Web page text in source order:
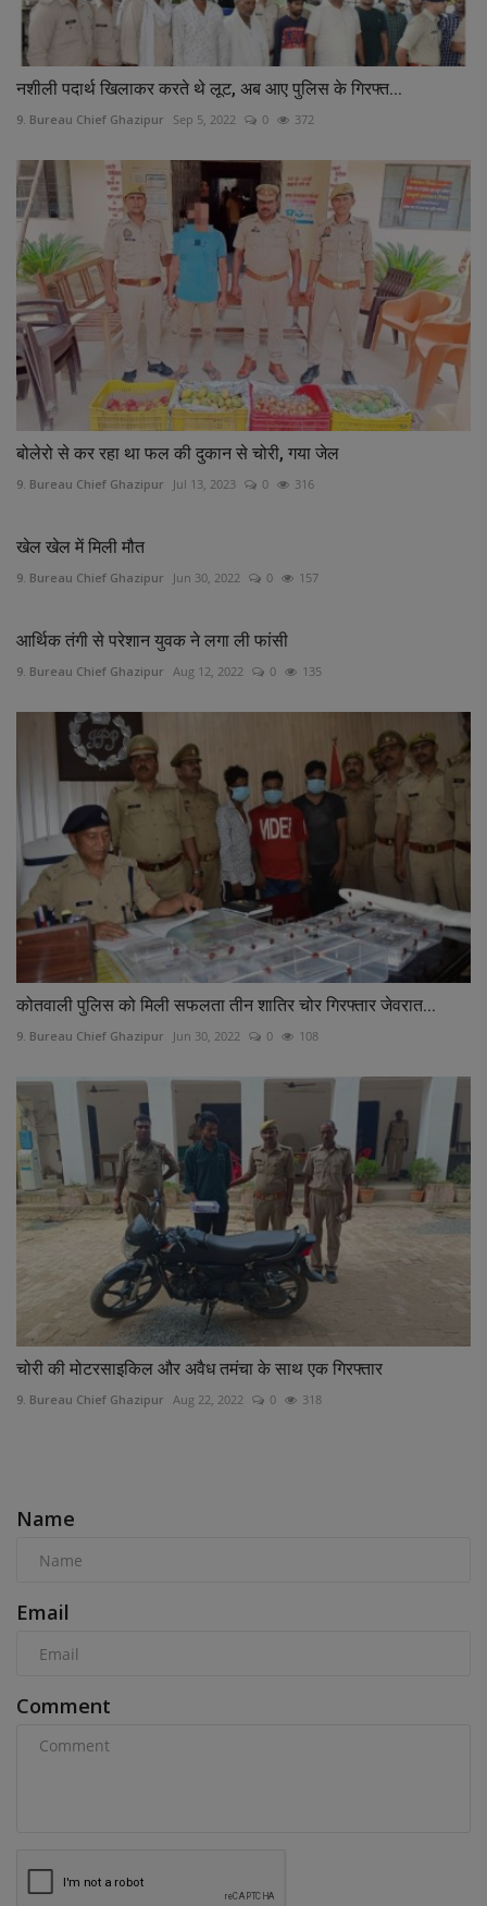
नशीली पदार्थ खिलाकर करते थे लूट, अब आए पुलिस के गिरफ्त...
9. Bureau Chief Ghazipur Sep 5, 2022 0 372
बोलेरो से कर रहा था फल की दुकान से चोरी, गया जेल
9. Bureau Chief Ghazipur Jul 13, 2023 0 316
खेल खेल में मिली मौत
9. Bureau Chief Ghazipur Jun 30, 2022 0 157
आर्थिक तंगी से परेशान युवक ने लगा ली फांसी
9. Bureau Chief Ghazipur Aug 12, 2022 0 135
कोतवाली पुलिस को मिली सफलता तीन शातिर चोर गिरफ्तार जेवरात...
9. Bureau Chief Ghazipur Jun 30, 2022 0 108
चोरी की मोटरसाइकिल और अवैध तमंचा के साथ एक गिरफ्तार
9. Bureau Chief Ghazipur Aug 22, 2022 0 318
Name
Email
Comment